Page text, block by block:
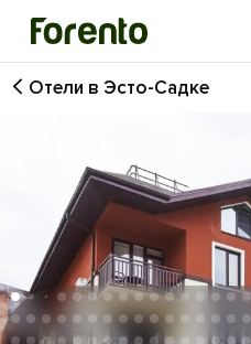
Войти
Избранное
История просмотра
Добавить свой
Отели в Эсто-Садке